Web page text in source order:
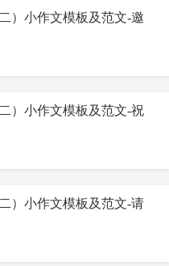
）小作文模板及范文-邀
）小作文模板及范文-祝
）小作文模板及范文-请